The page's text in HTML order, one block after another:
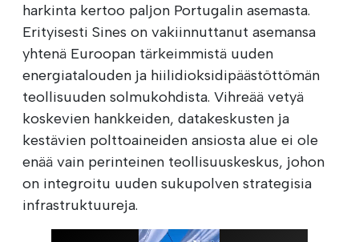
harkinta kertoo paljon Portugalin asemasta.
Erityisesti Sines on vakiinnuttanut asemansa
yhtenä Euroopan tärkeimmistä uuden
energiatalouden ja hiilidioksidipäästöttömän
teollisuuden solmukohdista. Vihreää vetyä
koskevien hankkeiden, datakeskusten ja
kestävien polttoaineiden ansiosta alue ei ole
enää vain perinteinen teollisuuskeskus, johon
on integroitu uuden sukupolven strategisia
infrastruktuureja.